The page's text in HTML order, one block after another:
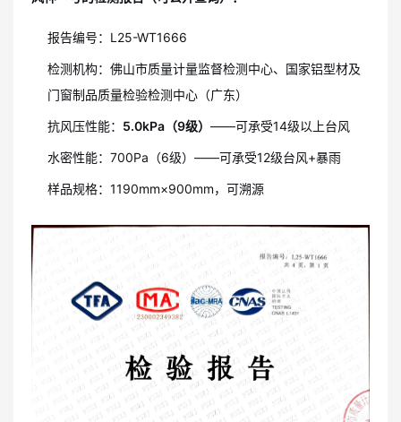
报告编号：L25-WT1666
检测机构：佛山市质量计量监督检测中心、国家铝型材及
门窗制品质量检验检测中心（广东）
抗风压性能： 5.0kPa（9级） ——可承受14级以上台风
水密性能：700Pa（6级）——可承受12级台风+暴雨
样品规格：1190mm×900mm，可溯源